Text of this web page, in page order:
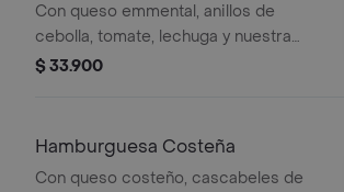
Con queso emmental, anillos de
cebolla, tomate, lechuga y nuestra
exclusiva salsa river bbq
$ 33.900
Hamburguesa Costeña
Con queso costeño, cascabeles de